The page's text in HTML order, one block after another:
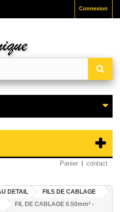
Connexion
Panier contact
DETAIL
FILS DE CABLAGE
FIL DE CABLAGE 0.50mm² -